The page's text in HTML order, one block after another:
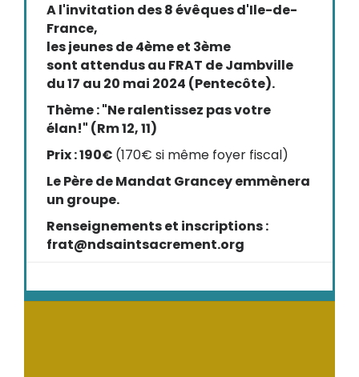
A l'invitation des 8 évêques d'Ile-de-
France,
les jeunes de 4ème et 3ème
sont attendus au FRAT de Jambville
du 17 au 20 mai 2024 (Pentecôte).
Thème : "Ne ralentissez pas votre
élan!" (Rm 12, 11)
Prix : 190€ (170€ si même foyer fiscal)
Le Père de Mandat Grancey emmènera
un groupe.
Renseignements et inscriptions :
frat@ndsaintsacrement.org